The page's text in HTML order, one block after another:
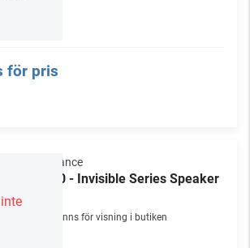
för pris
Sonance
IS10 - Invisible Series Speaker
Finns för visning i butiken